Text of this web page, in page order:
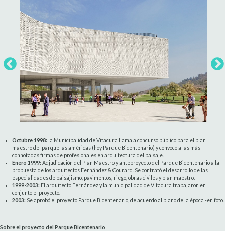
Octubre 1998: la Municipalidad de Vitacura llama a concurso público para el plan
maestro del parque las américas (hoy Parque Bicentenario) y convocó a las más
connotadas firmas de profesionales en arquitectura del paisaje.
Enero 1999: Adjudicación del Plan Maestro y anteproyecto del Parque Bicentenario a la
propuesta de los arquitectos Fernández & Courard. Se contrató el desarrollo de las
especialidades de paisajismo, pavimentos, riego, obras civiles y plan maestro.
1999-2003: El arquitecto Fernández y la municipalidad de Vitacura trabajaron en
conjunto el proyecto.
2003: Se aprobó el proyecto Parque Bicentenario, de acuerdo al plano de la época -en foto.
Sobre el proyecto del Parque Bicentenario